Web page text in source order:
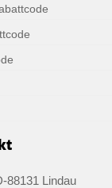
88131 Lindau